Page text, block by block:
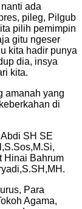
ada
pileg, Pilgub
pilih pemimpin
gitu ngeser
kita hadir punya
dia, insya
kita.
amanah yang
di
SH SE
Hinai Bahrum
Para
Agama,